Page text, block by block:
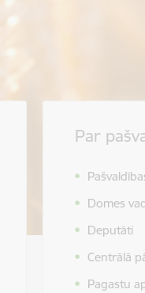
Par
Domes
Deputāti
Centrālā
Pagastu